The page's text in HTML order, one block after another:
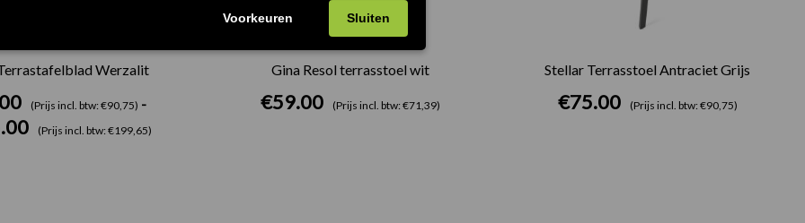
Werzalit
(Prijs incl. btw: €90,75) -
(Prijs incl. btw: €199,65)
Gina Resol terrasstoel wit
€59.00 (Prijs incl. btw: €71,39)
Stellar Terrasstoel Antraciet Grijs
€75.00 (Prijs incl. btw: €90,75)